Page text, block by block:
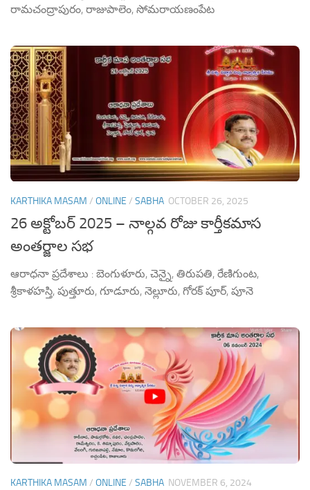
రామచంద్రాపురం, రాజుపాలెం, సోమరాయణంపేట
KARTHIKA MASAM / ONLINE / SABHA OCTOBER 26, 2025
26 అక్టోబర్ 2025 – నాల్గవ రోజు కార్తీకమాస
అంతర్జాల సభ
ఆరాధనా ప్రదేశాలు : బెంగుళూరు, చెన్నై, తిరుపతి, రేణిగుంట,
శ్రీకాళహస్తి, పుత్తూరు, గూడూరు, నెల్లూరు, గోరక్ పూర్, పూనె
KARTHIKA MASAM / ONLINE / SABHA NOVEMBER 6, 2024